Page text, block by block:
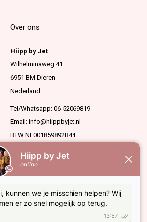
Over ons
Hiipp by Jet
Wilhelminaweg 41
6951 BM Dieren
Nederland
Tel/Whatsapp: 06-52069819
Email: info@hiippbyjet.nl
BTW NL001859892B44